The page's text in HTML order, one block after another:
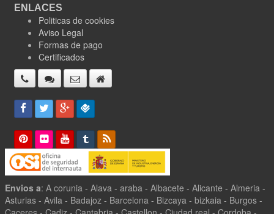
ENLACES
Politicas de cookies
Aviso Legal
Formas de pago
Certificados
Envios a: A corunia - Alava - araba - Albacete - Alicante - Almeria -
Asturias - Avila - Badajoz - Barcelona - Bizcaya - bizkaia - Burgos -